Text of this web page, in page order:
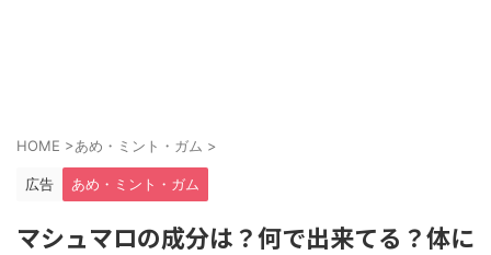
HOME >あめ・ミント・ガム >
広告 あめ・ミント・ガム
マシュマロの成分は？何で出来てる？体に